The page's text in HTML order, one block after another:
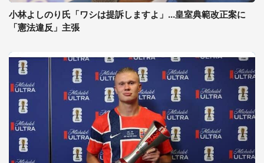
小林よしのり氏「ワシは提訴しますよ」...皇室典範改正案に
「憲法違反」主張